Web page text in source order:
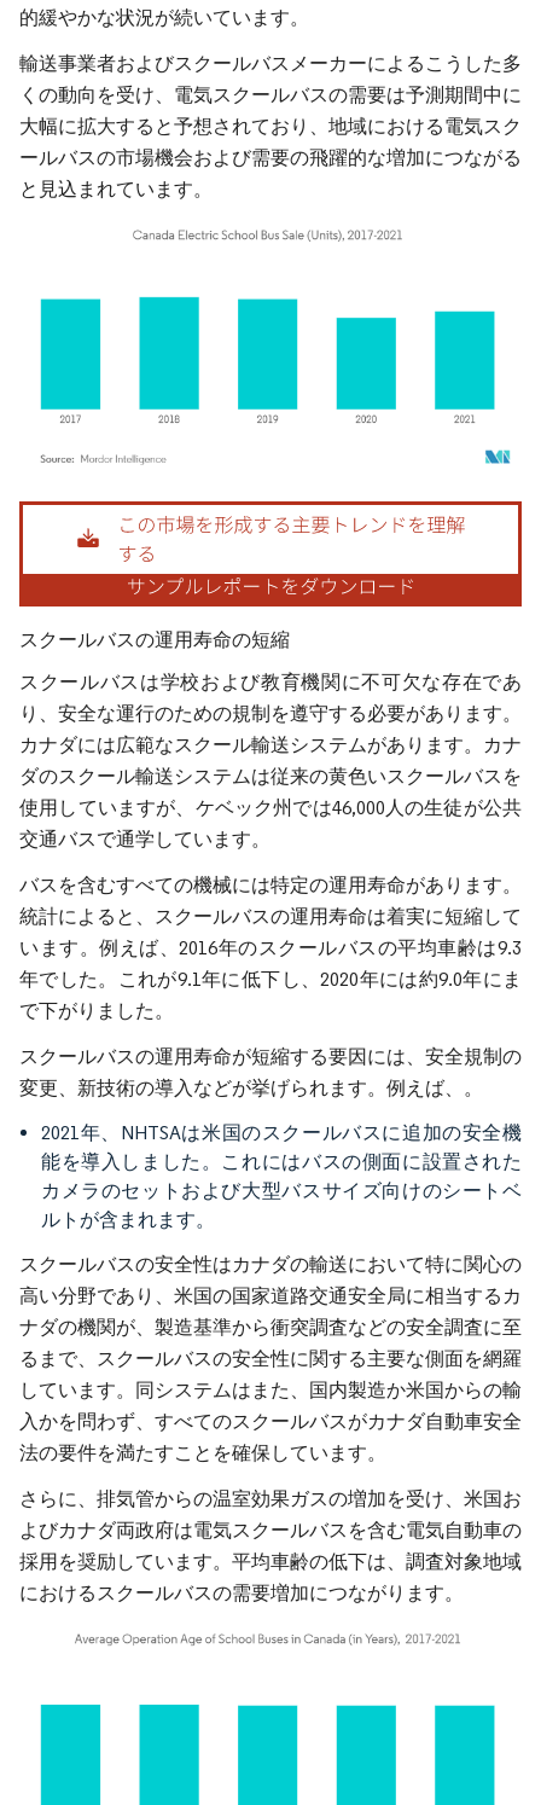
的緩やかな状況が続いています。
輸送事業者およびスクールバスメーカーによるこうした多
くの動向を受け、電気スクールバスの需要は予測期間中に
大幅に拡大すると予想されており、地域における電気スク
ールバスの市場機会および需要の飛躍的な増加につながる
と見込まれています。
画像 © Mordor Intelligence。再利用にはCC BY 4.0の表示が必要です。
スクールバスの運用寿命の短縮
スクールバスは学校および教育機関に不可欠な存在であ
り、安全な運行のための規制を遵守する必要があります。
カナダには広範なスクール輸送システムがあります。カナ
ダのスクール輸送システムは従来の黄色いスクールバスを
使用していますが、ケベック州では46,000人の生徒が公共
交通バスで通学しています。
バスを含むすべての機械には特定の運用寿命があります。
統計によると、スクールバスの運用寿命は着実に短縮して
います。例えば、2016年のスクールバスの平均車齢は9.3
年でした。これが9.1年に低下し、2020年には約9.0年にま
で下がりました。
スクールバスの運用寿命が短縮する要因には、安全規制の
変更、新技術の導入などが挙げられます。例えば、。
2021年、NHTSAは米国のスクールバスに追加の安全機
能を導入しました。これにはバスの側面に設置された
カメラのセットおよび大型バスサイズ向けのシートベ
ルトが含まれます。
スクールバスの安全性はカナダの輸送において特に関心の
高い分野であり、米国の国家道路交通安全局に相当するカ
ナダの機関が、製造基準から衝突調査などの安全調査に至
るまで、スクールバスの安全性に関する主要な側面を網羅
しています。同システムはまた、国内製造か米国からの輸
入かを問わず、すべてのスクールバスがカナダ自動車安全
法の要件を満たすことを確保しています。
さらに、排気管からの温室効果ガスの増加を受け、米国お
よびカナダ両政府は電気スクールバスを含む電気自動車の
採用を奨励しています。平均車齢の低下は、調査対象地域
におけるスクールバスの需要増加につながります。